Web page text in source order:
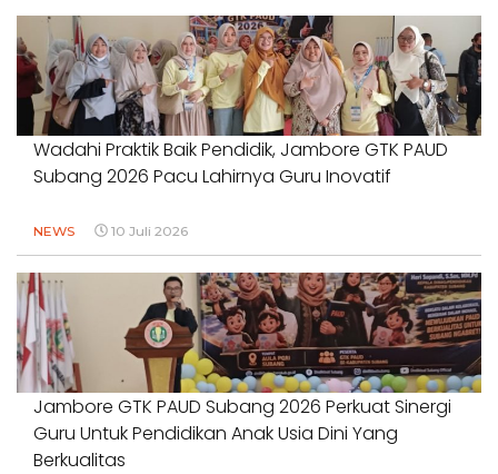
Wadahi Praktik Baik Pendidik, Jambore GTK PAUD
Subang 2026 Pacu Lahirnya Guru Inovatif
NEWS 10 Juli 2026
Jambore GTK PAUD Subang 2026 Perkuat Sinergi
Guru Untuk Pendidikan Anak Usia Dini Yang
Berkualitas